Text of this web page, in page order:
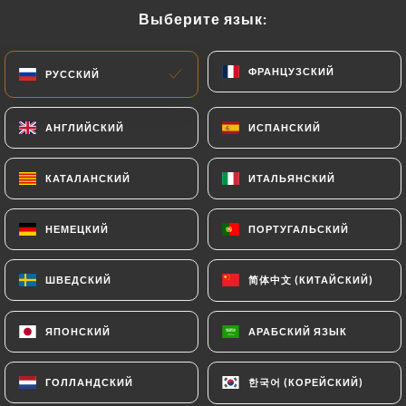
Выберите язык:
РУССКИЙ ФРАНЦУЗСКИЙ
АНГЛИЙСКИЙ ИСПАНСКИЙ
КАТАЛАНСКИЙ ИТАЛЬЯНСКИЙ
НЕМЕЦКИЙ ПОРТУГАЛЬСКИЙ
ШВЕДСКИЙ 简体中文 (КИТАЙСКИЙ)
ЯПОНСКИЙ АРАБСКИЙ ЯЗЫК
ГОЛЛАНДСКИЙ 한국어 (КОРЕЙСКИЙ)
/ СВЯЗАТЬСЯ С НАМИ
Связаться С Нами
Chez Papa Indien
Выберите язык:
РУССКИЙ ФРАНЦУЗСКИЙ
АНГЛИЙСКИЙ ИСПАНСКИЙ
КАТАЛАНСКИЙ ИТАЛЬЯНСКИЙ
НЕМЕЦКИЙ ПОРТУГАЛЬСКИЙ
ШВЕДСКИЙ 简体中文 (КИТАЙСКИЙ)
ЯПОНСКИЙ АРАБСКИЙ ЯЗЫК
ГОЛЛАНДСКИЙ 한국어 (КОРЕЙСКИЙ)